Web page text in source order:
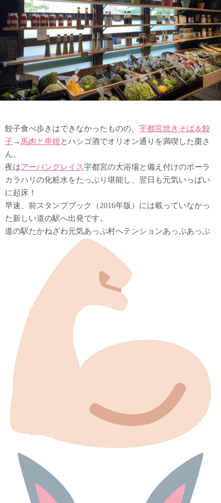
餃子食べ歩きはできなかったものの、 宇都宮焼きそば＆餃
子 → 馬肉と串焼とハシゴ酒でオリオン通りを満喫した棗さ
ん。
夜はアーバングレイス宇都宮の大浴場と備え付けのポーラ
カラハリの化粧水をたっぷり堪能し、翌日も元気いっぱい
に起床！
早速、前スタンプブック（2016年版）には載っていなかっ
た新しい道の駅へ出発です。
道の駅たかねざわ元気あっぷ村へテンションあっぷあっぷ